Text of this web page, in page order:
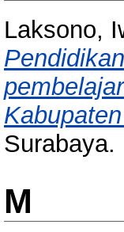
Laksono,
Surabaya.
M